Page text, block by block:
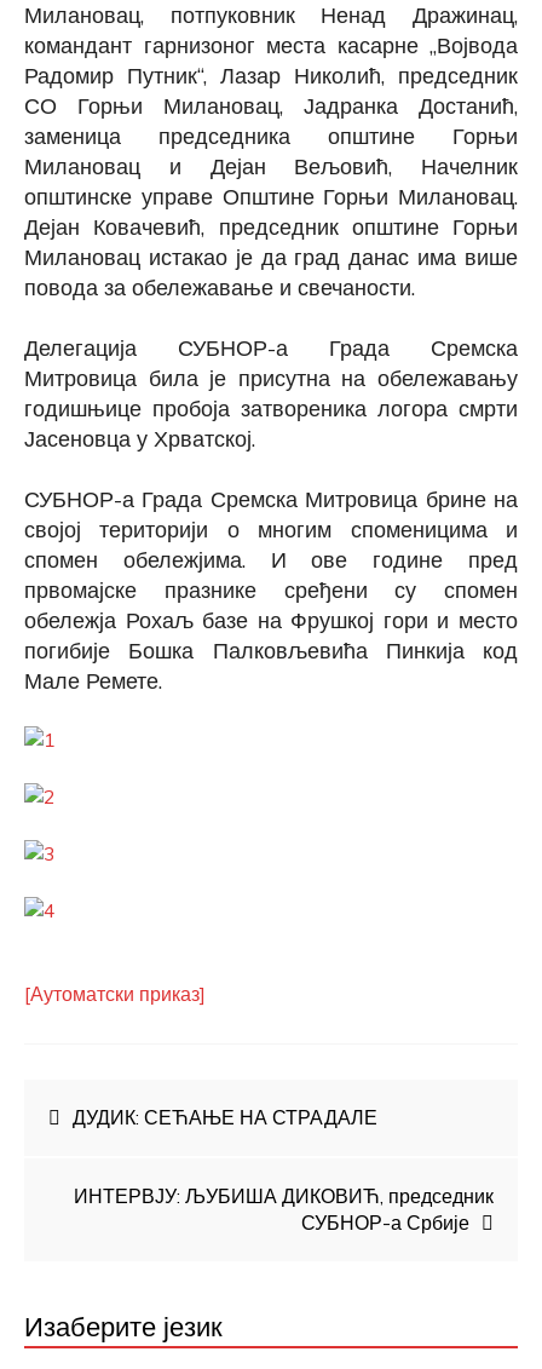
Милановац, потпуковник Ненад Дражинац,
командант гарнизоног места касарне „Војвода
Радомир Путник“, Лазар Николић, председник
СО Горњи Милановац, Јадранка Достанић,
заменица председника општине Горњи
Милановац и Дејан Вељовић, Начелник
општинске управе Општине Горњи Милановац.
Дејан Ковачевић, председник општине Горњи
Милановац истакао је да град данас има више
повода за обележавање и свечаности.
Делегација СУБНОР-а Града Сремска
Митровица била је присутна на обележавању
годишњице пробоја затвореника логора смрти
Јасеновца у Хрватској.
СУБНОР-а Града Сремска Митровица брине на
својој територији о многим споменицима и
спомен обележјима. И ове године пред
првомајске празнике сређени су спомен
обележја Рохаљ базе на Фрушкој гори и место
погибије Бошка Палковљевића Пинкија код
Мале Ремете.
[Аутоматски приказ]
Кретање
ДУДИК: СЕЋАЊЕ НА СТРАДАЛЕ
ИНТЕРВЈУ: ЉУБИША ДИКОВИЋ, председник
СУБНОР-а Србије
Изаберите језик